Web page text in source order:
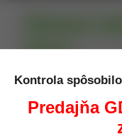
čierne
Úvod Oblečenie/
TEXAR DRAGO, čierne
Kontrola
Predajňa